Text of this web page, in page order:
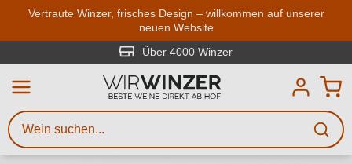
Zum Hauptinhalt springen
Vertraute Winzer, frisches Design – willkommen auf unserer
neuen Website
Über 4000 Winzer
Weinsuche
Mindestens 3 Zeichen eingeben
Beschreiben Sie, welchen Wein
Sie suchen – ob nach Geschmack,